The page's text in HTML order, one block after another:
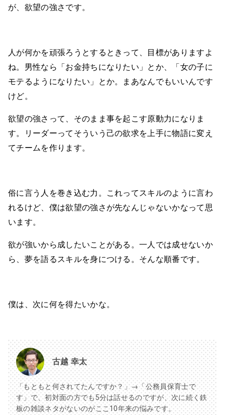
が、欲望の強さです。
人が何かを頑張ろうとするときって、目標がありますよ
ね。男性なら「お金持ちになりたい」とか、「女の子に
モテるようになりたい」とか。まあなんでもいいんです
けど。
欲望の強さって、そのまま事を起こす原動力になりま
す。リーダーってそういう己の欲求を上手に物語に変え
てチームを作ります。
俗に言う人を巻き込む力。これってスキルのように言わ
れるけど、僕は欲望の強さが先なんじゃないかなって思
います。
欲が強いから成したいことがある。一人では成せないか
ら、夢を語るスキルを身につける。そんな順番です。
僕は、次に何を得たいかな。
古越 幸太
「もともと何されてたんですか？」→「公務員保育士で
す」で、初対面の方でも5分は話せるのですが、次に続く鉄
板の雑談ネタがないのがここ10年来の悩みです。